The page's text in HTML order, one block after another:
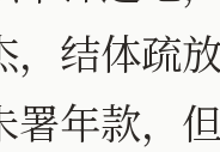
，结体疏
署年款